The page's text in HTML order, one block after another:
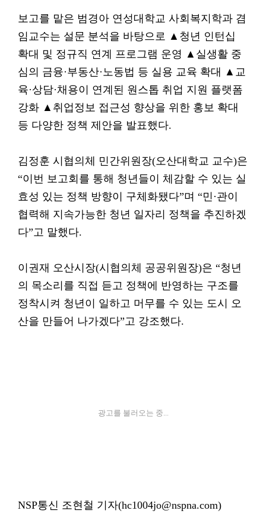
보고를 맡은 범경아 연성대학교 사회복지학과 겸
임교수는 설문 분석을 바탕으로 ▲청년 인턴십
확대 및 정규직 연계 프로그램 운영 ▲실생활 중
심의 금융·부동산·노동법 등 실용 교육 확대 ▲교
육·상담·채용이 연계된 원스톱 취업 지원 플랫폼
강화 ▲취업정보 접근성 향상을 위한 홍보 확대
등 다양한 정책 제안을 발표했다.
김정훈 시협의체 민간위원장(오산대학교 교수)은
“이번 보고회를 통해 청년들이 체감할 수 있는 실
효성 있는 정책 방향이 구체화됐다”며 “민·관이
협력해 지속가능한 청년 일자리 정책을 추진하겠
다”고 말했다.
이권재 오산시장(시협의체 공공위원장)은 “청년
의 목소리를 직접 듣고 정책에 반영하는 구조를
정착시켜 청년이 일하고 머무를 수 있는 도시 오
산을 만들어 나가겠다”고 강조했다.
광고를 불러오는 중...
NSP통신 조현철 기자(hc1004jo@nspna.com)